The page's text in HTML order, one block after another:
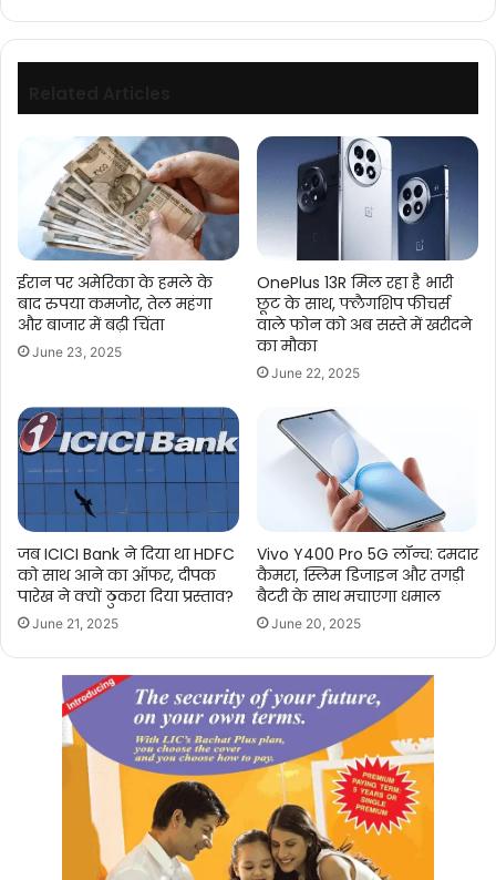
को
लगाई
ईरान पर अमेरिका के हमले के
बाद रुपया कमजोर, तेल महंगा
और बाजार में बढ़ी चिंता
June 23, 2025
OnePlus 13R मिल रहा है भारी
छूट के साथ, फ्लैगशिप फीचर्स
वाले फोन को अब सस्ते में खरीदने
का मौका
June 22, 2025
जब ICICI Bank ने दिया था HDFC
को साथ आने का ऑफर, दीपक
पारेख ने क्यों ठुकरा दिया प्रस्ताव?
June 21, 2025
Vivo Y400 Pro 5G लॉन्च: दमदार
कैमरा, स्लिम डिजाइन और तगड़ी
बैटरी के साथ मचाएगा धमाल
June 20, 2025